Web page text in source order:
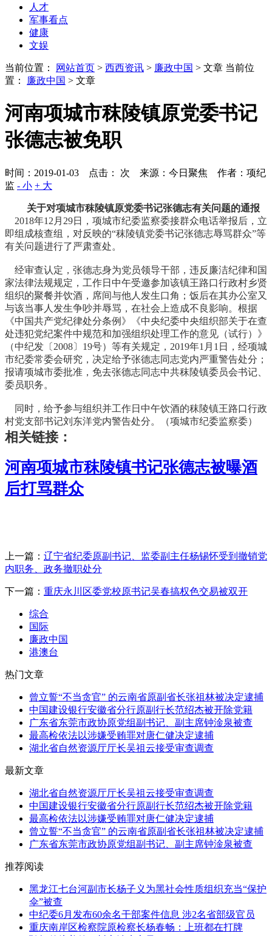
人才
军事看点
健康
文娱
当前位置： 网站首页 > 西西资讯 > 廉政中国 > 文章 当前位
置：
廉政中国 > 文章
河南项城市秣陵镇原党委书记
张德志被免职
时间：2019-01-03 点击： 次 来源：今日聚焦 作者：项纪
监 - 小 + 大
关于对项城市秣陵镇原党委书记张德志有关问题的通报
2018年12月29日，项城市纪委监察委接群众电话举报后，立
即组成核查组，对反映的“秣陵镇党委书记张德志辱骂群众”等
有关问题进行了严肃查处。
经审查认定，张德志身为党员领导干部，违反廉洁纪律和国
家法律法规规定，工作日中午受邀参加该镇王路口行政村乡贤
组织的聚餐并饮酒，席间与他人发生口角；饭后在其办公室又
与该当事人发生争吵并辱骂，在社会上造成不良影响。根据
《中国共产党纪律处分条例》《中央纪委中央组织部关于在查
处违犯党纪案件中规范和加强组织处理工作的意见（试行）》
（中纪发〔2008〕19号）等有关规定，2019年1月1日，经项城
市纪委常委会研究，决定给予张德志同志党内严重警告处分；
报请项城市委批准，免去张德志同志中共秣陵镇委员会书记、
委员职务。
同时，给予参与组织并工作日中午饮酒的秣陵镇王路口行政
村党支部书记刘东洋党内警告处分。（项城市纪委监察委）
相关链接：
河南项城市秣陵镇书记张德志被曝酒
后打骂群众
上一篇： 辽宁省纪委原副书记、监委副主任杨锡怀受到撤销党
内职务、政务撤职处分
下一篇： 重庆永川区委党校原书记吴春搞权色交易被双开
综合
国际
廉政中国
港澳台
热门文章
曾立誓“不当贪官” 的云南省原副省长张祖林被决定逮捕
中国建设银行安徽省分行原副行长范绍杰被开除党籍
广东省东莞市政协原党组副书记、副主席钟淦泉被查
最高检依法以涉嫌受贿罪对唐仁健决定逮捕
湖北省自然资源厅厅长吴祖云接受审查调查
最新文章
湖北省自然资源厅厅长吴祖云接受审查调查
中国建设银行安徽省分行原副行长范绍杰被开除党籍
最高检依法以涉嫌受贿罪对唐仁健决定逮捕
曾立誓“不当贪官” 的云南省原副省长张祖林被决定逮捕
广东省东莞市政协原党组副书记、副主席钟淦泉被查
推荐阅读
黑龙江七台河副市长杨子义为黑社会性质组织充当“保护
伞”被查
中纪委6月发布60余名干部案件信息 涉2名省部级官员
重庆南岸区检察院原检察长杨春畅：上班都在打牌